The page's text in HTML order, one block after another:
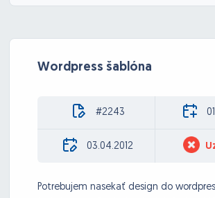
Wordpress šablóna
#2243
03.04.2012
Potrebujem nasekať design do